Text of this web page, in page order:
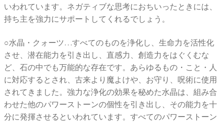
いわれています。ネガティブな思考におちいったときには、
持ち主を強力にサポートしてくれるでしょう。
○水晶・クォーツ…すべてのものを浄化し、生命力を活性化
させ、潜在能力を引き出し、直感力、創造力をはぐくむな
ど、石の中でも万能的な存在です。あらゆるもの・こと・人
に対応するとされ、古来より魔よけや、お守り、呪術に使用
されてきました。強力な浄化の効果を秘めた水晶は、組み合
わせた他のパワーストーンの個性を引き出し、その能力を十
分に発揮させるといわれています。すべてのパワーストーン